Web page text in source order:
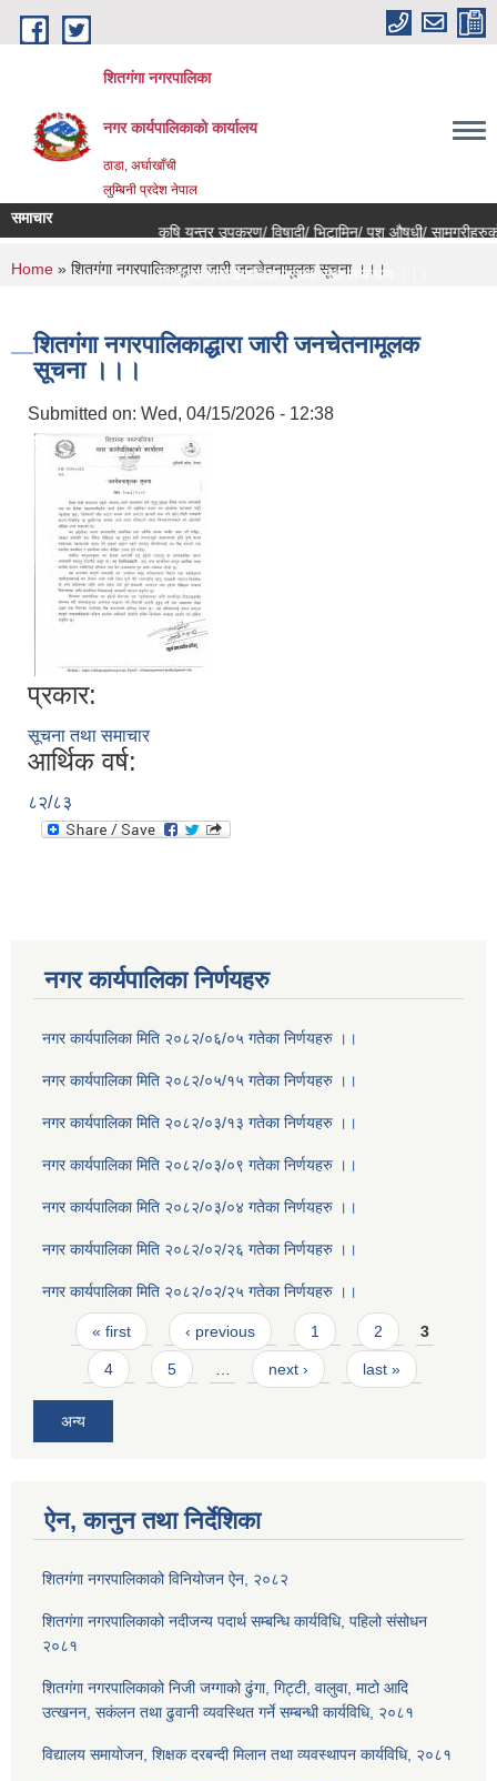
Skip to main content
शितगंगा नगरपालिका
नगर कार्यपालिकाकाे कार्यालय
ठाडा, अर्घाखाँची
लुम्बिनी प्रदेश नेपाल
समाचार
कृषि यन्त्र उपकरण/ विषादी/ भिटामिन/ पशु औषधी/
।।। नि:शुल्क मनोसामाजिक परामर्श सेवा सम्बन्धमा ।।।
You are here
Home » शितगंगा नगरपालिकाद्धारा जारी जनचेतनामूलक सूचना ।।।
शितगंगा नगरपालिकाद्धारा जारी जनचेतनामूलक
सूचना ।।।
Submitted on: Wed, 04/15/2026 - 12:38
प्रकार:
सूचना तथा समाचार
आर्थिक वर्ष:
८२/८३
नगर कार्यपालिका निर्णयहरु
नगर कार्यपालिका मिति २०८२/०६/०५ गतेका निर्णयहरु ।।
नगर कार्यपालिका मिति २०८२/०५/१५ गतेका निर्णयहरु ।।
नगर कार्यपालिका मिति २०८२/०३/१३ गतेका निर्णयहरु ।।
नगर कार्यपालिका मिति २०८२/०३/०९ गतेका निर्णयहरु ।।
नगर कार्यपालिका मिति २०८२/०३/०४ गतेका निर्णयहरु ।।
नगर कार्यपालिका मिति २०८२/०२/२६ गतेका निर्णयहरु ।।
नगर कार्यपालिका मिति २०८२/०२/२५ गतेका निर्णयहरु ।।
Pages
« first ‹ previous 1 2 3
4 5 … next › last »
अन्य
ऐन, कानुन तथा निर्देशिका
शितगंगा नगरपालिकाको विनियोजन ऐन, २०८२
शितगंगा नगरपालिकाको नदीजन्य पदार्थ सम्बन्धि कार्यविधि, पहिलो संसोधन
२०८१
शितगंगा नगरपालिकाको निजी जग्गाको ढुंगा, गिट्टी, वालुवा, माटो आदि
उत्खनन, सकंलन तथा ढुवानी व्यवस्थित गर्ने सम्बन्धी कार्यविधि, २०८१
विद्यालय समायोजन, शिक्षक दरबन्दी मिलान तथा व्यवस्थापन कार्यविधि, २०८१